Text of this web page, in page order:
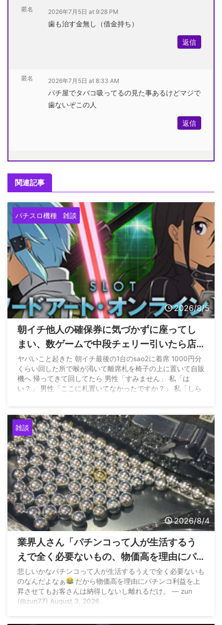
匿名 2026年7月5日 at 9:28 PM
歯も治す金無し（借金持ち）
返信
匿名 2026年7月5日 at 8:33 AM
パチ屋でタバコ吸ってるの見た事あるけどマジで
歯ないぞこの人
返信
関連記事
パチスロ機種 雑談
2026/8/5
朝イチ他人の確保券に気づかずに座ってし
まい、数ゲームで中段チェリー引いたら店
員に代われと言われてしまったのだが
ヤバいこと起きた 朝イチ最後の1台のsao2に着席 1000円分
くらい回した所で喉が渇いて離席札を椅子の上に置いて自販
機へ 帰ってきて回してたら 男性「すみません」 私「は
い？」 男性「ここに札置いてなかったですか？」 私「しら
雑談
2026/8/4
業界人さん「パチンコって人が生活するう
えで全く必要ないもの、物価高を理由にパ
チンコ利益を上昇させてもお客さんは納得
しないし離れるだけ」
悲しいかなパチンコって人が生活するうえで全く必要ないも
のなんだよなぁ
だから物価高を理由にパチンコ利益を上
昇させてもお客さんは納得しないし離れるだけ。 — zun
(@zun77) August 3, 2026